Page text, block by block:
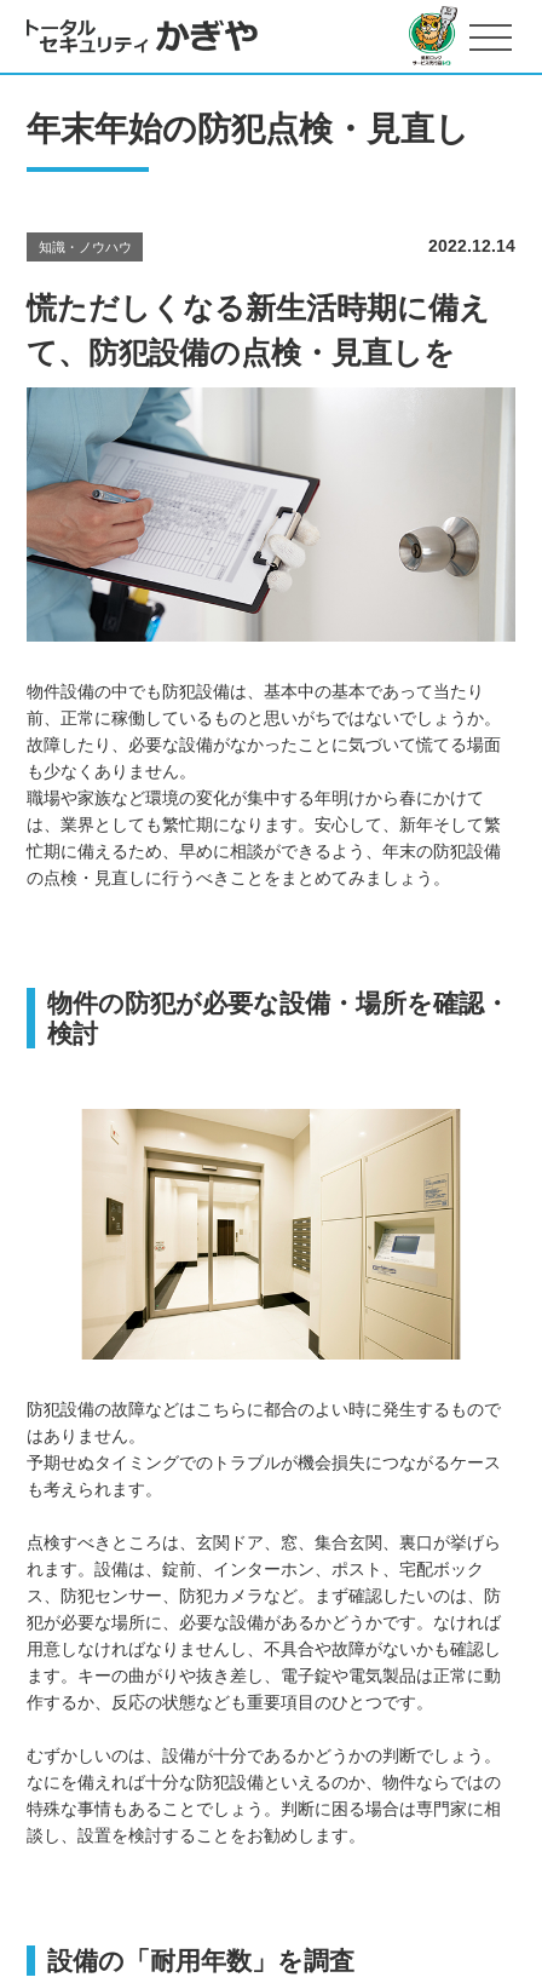
年末年始の防犯点検・見直し
知識・ノウハウ 2022.12.14
慌ただしくなる新生活時期に備え
て、防犯設備の点検・見直しを
物件設備の中でも防犯設備は、基本中の基本であって当たり
前、正常に稼働しているものと思いがちではないでしょうか。
故障したり、必要な設備がなかったことに気づいて慌てる場面
も少なくありません。
職場や家族など環境の変化が集中する年明けから春にかけて
は、業界としても繁忙期になります。安心して、新年そして繁
忙期に備えるため、早めに相談ができるよう、年末の防犯設備
の点検・見直しに行うべきことをまとめてみましょう。
物件の防犯が必要な設備・場所を確認・
検討
防犯設備の故障などはこちらに都合のよい時に発生するもので
はありません。
予期せぬタイミングでのトラブルが機会損失につながるケース
も考えられます。
点検すべきところは、玄関ドア、窓、集合玄関、裏口が挙げら
れます。設備は、錠前、インターホン、ポスト、宅配ボック
ス、防犯センサー、防犯カメラなど。まず確認したいのは、防
犯が必要な場所に、必要な設備があるかどうかです。なければ
用意しなければなりませんし、不具合や故障がないかも確認し
ます。キーの曲がりや抜き差し、電子錠や電気製品は正常に動
作するか、反応の状態なども重要項目のひとつです。
むずかしいのは、設備が十分であるかどうかの判断でしょう。
なにを備えれば十分な防犯設備といえるのか、物件ならではの
特殊な事情もあることでしょう。判断に困る場合は専門家に相
談し、設置を検討することをお勧めします。
設備の「耐用年数」を調査